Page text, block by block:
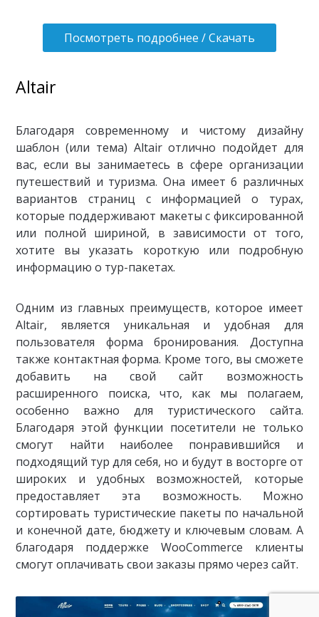
Посмотреть подробнее / Скачать
Altair
Благодаря современному и чистому дизайну
шаблон (или тема) Altair отлично подойдет для
вас, если вы занимаетесь в сфере организации
путешествий и туризма. Она имеет 6 различных
вариантов страниц с информацией о турах,
которые поддерживают макеты с фиксированной
или полной шириной, в зависимости от того,
хотите вы указать короткую или подробную
информацию о тур-пакетах.
Одним из главных преимуществ, которое имеет
Altair, является уникальная и удобная для
пользователя форма бронирования. Доступна
также контактная форма. Кроме того, вы сможете
добавить на свой сайт возможность
расширенного поиска, что, как мы полагаем,
особенно важно для туристического сайта.
Благодаря этой функции посетители не только
смогут найти наиболее понравившийся и
подходящий тур для себя, но и будут в восторге от
широких и удобных возможностей, которые
предоставляет эта возможность. Можно
сортировать туристические пакеты по начальной
и конечной дате, бюджету и ключевым словам. А
благодаря поддержке WooCommerce клиенты
смогут оплачивать свои заказы прямо через сайт.